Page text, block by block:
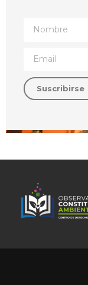
Suscribirse